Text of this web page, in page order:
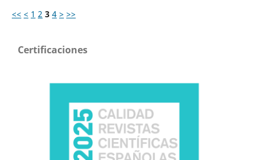
<< < 1 2 3 4 > >>
Certificaciones